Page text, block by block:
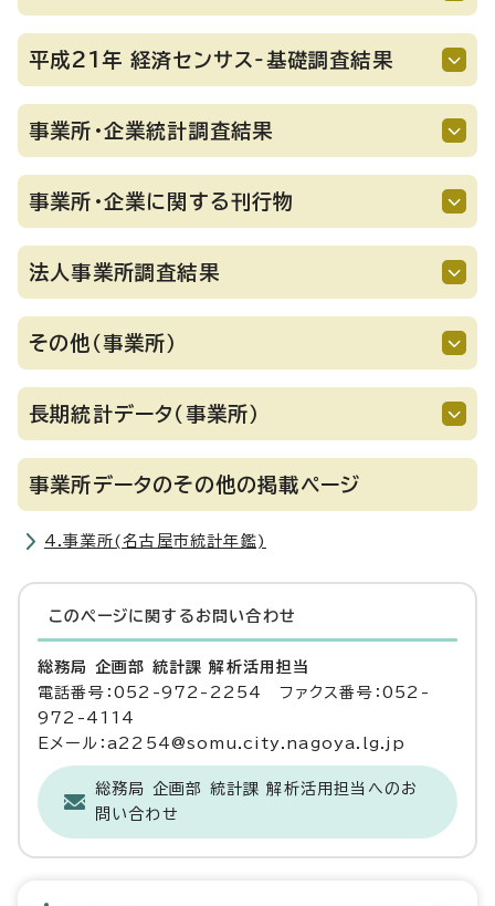
平成21年 経済センサス‐基礎調査結果
事業所・企業統計調査結果
事業所・企業に関する刊行物
法人事業所調査結果
その他（事業所）
長期統計データ（事業所）
事業所データのその他の掲載ページ
4.事業所(名古屋市統計年鑑)
このページに関する お問い合わせ
総務局 企画部 統計課 解析活用担当
電話番号：052-972-2254 ファクス番号：052-
972-4114
Eメール：a2254@somu.city.nagoya.lg.jp
総務局 企画部 統計課 解析活用担当へのお
問い合わせ